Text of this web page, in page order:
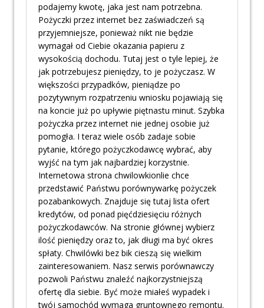
podajemy kwotę, jaka jest nam potrzebna.
Pożyczki przez internet bez zaświadczeń są
przyjemniejsze, ponieważ nikt nie będzie
wymagał od Ciebie okazania papieru z
wysokością dochodu. Tutaj jest o tyle lepiej, że
jak potrzebujesz pieniędzy, to je pożyczasz. W
większości przypadków, pieniądze po
pozytywnym rozpatrzeniu wniosku pojawiają się
na koncie już po upływie piętnastu minut. Szybka
pożyczka przez internet nie jednej osobie już
pomogła. I teraz wiele osób zadaje sobie
pytanie, którego pożyczkodawcę wybrać, aby
wyjść na tym jak najbardziej korzystnie.
Internetowa strona chwilowkionlie chce
przedstawić Państwu porównywarkę pożyczek
pozabankowych. Znajduje się tutaj lista ofert
kredytów, od ponad pięćdziesięciu różnych
pożyczkodawców. Na stronie głównej wybierz
ilość pieniędzy oraz to, jak długi ma być okres
spłaty. Chwilówki bez bik cieszą się wielkim
zainteresowaniem. Nasz serwis porównawczy
pozwoli Państwu znaleźć najkorzystniejszą
ofertę dla siebie. Być może miałeś wypadek i
twój samochód wymaga gruntownego remontu.